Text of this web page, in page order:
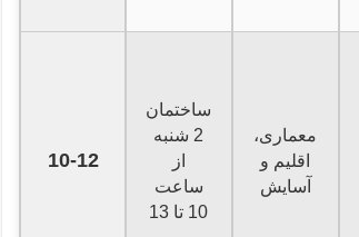
10-12
ساختمان
2 شنبه
از
ساعت
10 تا 13
معماری،
اقلیم و
آسایش